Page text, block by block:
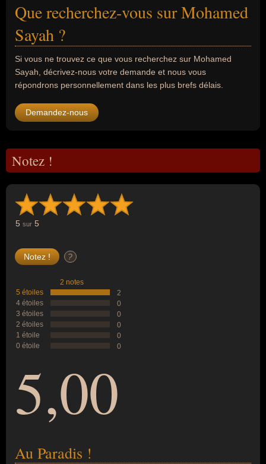
Que recherchez-vous sur Mohamed
Sayah ?
Si vous ne trouvez ce que vous recherchez sur Mohamed
Sayah, décrivez-nous votre demande et nous vous
répondrons personnellement dans les plus brefs délais.
Demandez-nous
Notez !
5 sur 5
?
2 notes
5 étoiles
2
4 étoiles
0
3 étoiles
0
2 étoiles
0
1 étoile
0
0 étoile
0
5,00
Au Paradis !